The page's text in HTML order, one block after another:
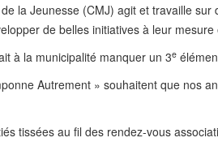
la Jeunesse (CMJ) agit et travaille
de belles initiatives à leur
à la municipalité manquer un 3e
Autrement » souhaitent que nos
tissées au fil des rendez-vous